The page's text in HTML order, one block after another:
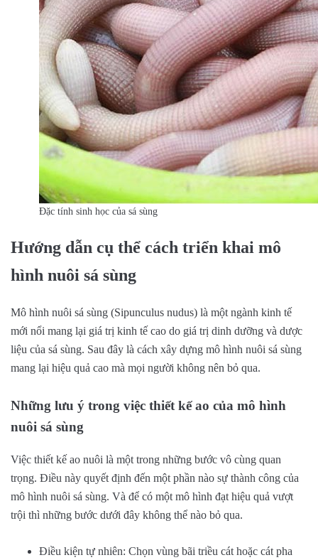
Đặc tính sinh học của sá sùng
Hướng dẫn cụ thể cách triển khai mô
hình nuôi sá sùng
Mô hình nuôi sá sùng (Sipunculus nudus) là một ngành kinh tế
mới nổi mang lại giá trị kinh tế cao do giá trị dinh dưỡng và dược
liệu của sá sùng. Sau đây là cách xây dựng mô hình nuôi sá sùng
mang lại hiệu quả cao mà mọi người không nên bỏ qua.
Những lưu ý trong việc thiết kế ao của mô hình
nuôi sá sùng
Việc thiết kế ao nuôi là một trong những bước vô cùng quan
trọng. Điều này quyết định đến một phần nào sự thành công của
mô hình nuôi sá sùng. Và để có một mô hình đạt hiệu quả vượt
trội thì những bước dưới đây không thể nào bỏ qua.
Điều kiện tự nhiên: Chọn vùng bãi triều cát hoặc cát pha